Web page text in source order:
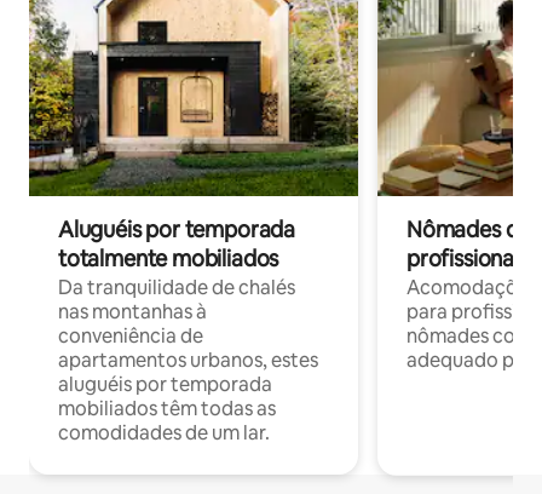
Aluguéis por temporada
totalmente mobiliados
Da tranquilidade de chalés
nas montanhas à
conveniência de
apartamentos urbanos, estes
aluguéis por temporada
mobiliados têm todas as
comodidades de um lar.
Nômades
profissionais
para
nômades com
adequado